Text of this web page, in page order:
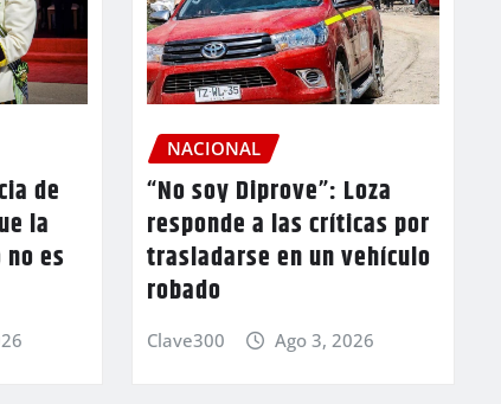
de
la
es
NACIONAL
“No soy Diprove”: Loza
responde a las críticas por
trasladarse en un vehículo
robado
Clave300 Ago 3, 2026